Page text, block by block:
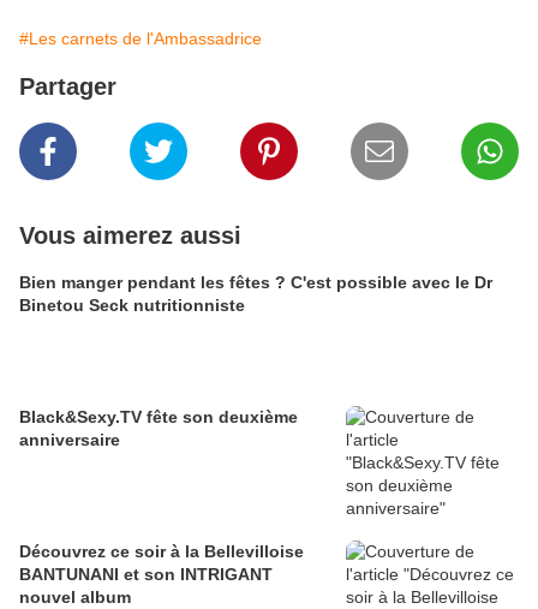
#Les carnets de l'Ambassadrice
Partager
Vous aimerez aussi
Bien manger pendant les fêtes ? C'est possible avec le Dr
Binetou Seck nutritionniste
Black&Sexy.TV fête son deuxième
anniversaire
Découvrez ce soir à la Bellevilloise
BANTUNANI et son INTRIGANT
nouvel album